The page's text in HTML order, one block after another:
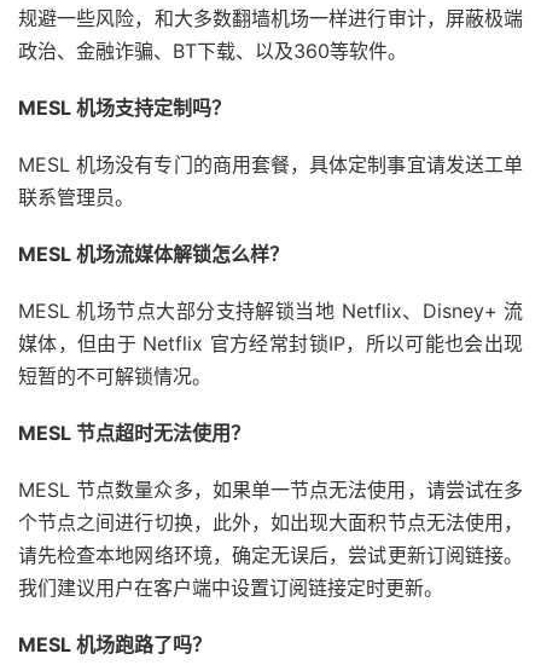
规避一些风险，和大多数翻墙机场一样进行审计，屏蔽极端
政治、金融诈骗、BT下载、以及360等软件。
MESL 机场支持定制吗？
MESL 机场没有专门的商用套餐，具体定制事宜请发送工单
联系管理员。
MESL 机场流媒体解锁怎么样？
MESL 机场节点大部分支持解锁当地 Netflix、Disney+ 流
媒体，但由于 Netflix 官方经常封锁IP，所以可能也会出现
短暂的不可解锁情况。
MESL 节点超时无法使用？
MESL 节点数量众多，如果单一节点无法使用，请尝试在多
个节点之间进行切换，此外，如出现大面积节点无法使用，
请先检查本地网络环境，确定无误后，尝试更新订阅链接。
我们建议用户在客户端中设置订阅链接定时更新。
MESL 机场跑路了吗？